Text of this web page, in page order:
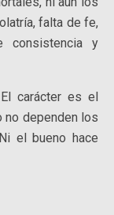
falta de fe,
consistencia y
carácter es el
no dependen los
el bueno hace